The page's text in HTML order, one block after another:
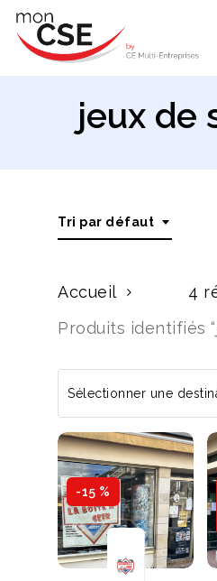
Skip
jeux de
Tri par défaut
4
Accueil
Produits identifiés
Sélectionner une
-15 %